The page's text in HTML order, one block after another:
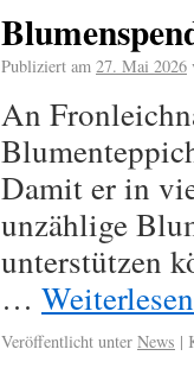
Publiziert am 27. Mai 2026
An
Damit er in
unzählige
unterstützen
…
Veröffentlicht unter News |